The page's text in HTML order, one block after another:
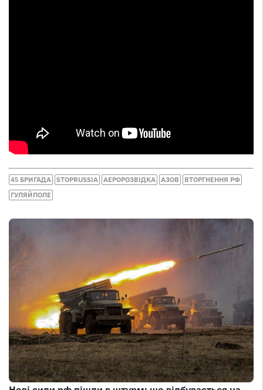
45 БРИГАДА STOPRUSSIA АЕРОРОЗВІДКА АЗОВ ВТОРГНЕННЯ РФ
ГУЛЯЙПОЛЕ